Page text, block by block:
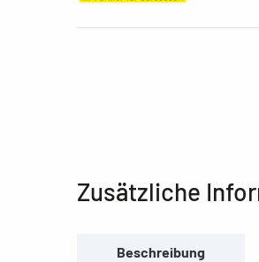
Zusätzliche
Beschreibung